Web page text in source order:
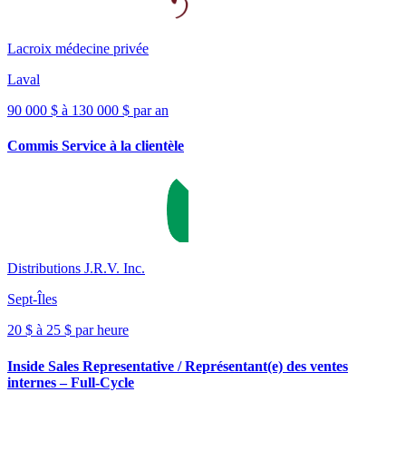
Lacroix médecine privée
Laval
90 000 $ à 130 000 $ par an
Commis Service à la clientèle
Distributions J.R.V. Inc.
Sept-Îles
20 $ à 25 $ par heure
Inside Sales Representative / Représentant(e) des ventes
internes – Full-Cycle